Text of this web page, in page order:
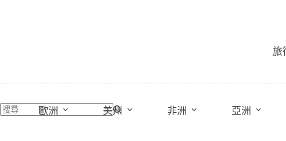
容
旅
歐洲 美州 非洲 亞洲